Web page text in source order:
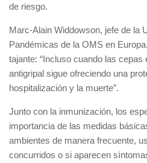
de riesgo.
Marc-Alain Widdowson, jefe de la
Pandémicas de la OMS en
tajante: “Incluso cuando las
antigripal sigue ofreciendo una
hospitalización y la muerte”.
Junto con la inmunización, los
importancia de las medidas
ambientes de manera frecuente,
concurridos o si aparecen